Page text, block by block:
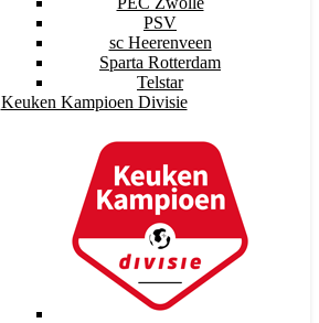
PSV
sc Heerenveen
Sparta Rotterdam
Telstar
Keuken Kampioen Divisie